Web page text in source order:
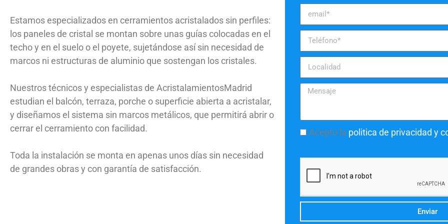
Estamos especializados en cerramientos acristalados sin perfiles:
los paneles de cristal se montan sobre unas guías colocadas en el
techo y en el suelo o el poyete, sujetándose así sin necesidad de
marcos ni estructuras de aluminio que sostengan los cristales.
Nuestros técnicos y especialistas de AcristalamientosMadrid
estudian el balcón, terraza, porche o superficie abierta a acristalar,
y diseñamos el sistema sin marcos metálicos, que permitirá abrir o
cerrar el cerramiento con facilidad.
Toda la instalación se monta en apenas unos días sin necesidad
de grandes obras y con garantía de satisfacción.
Acepto la politica de privacidad y
Enviar